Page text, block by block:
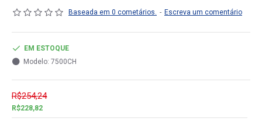
Baseada em 0 cometários. - Escreva um comentário
R$228,82
R$254,24
EM ESTOQUE
Modelo: 7500CH